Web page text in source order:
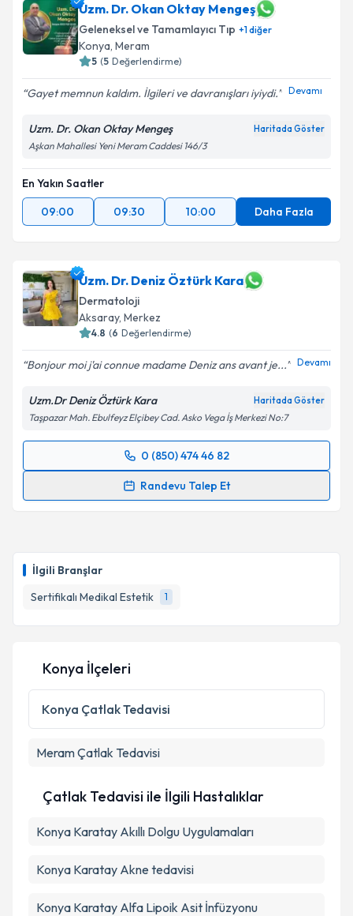
İlgili Branşlar
Sertifikalı Medikal Estetik
1
E-posta Adresiniz
Kişisel verilerimin işlenmesine ilişkinAydınlatma
kapsamda işlenmesini kabul ediyorum.
Takvim Talebini Gönder
Uzm. Dr. Okan Oktay Mengeş
Geleneksel ve Tamamlayıcı Tıp +1diğer
Konya, Meram
5 (5 Değerlendirme)
Gayet memnun kaldım. İlgileri ve davranışları iyiydi. Devamı
Uzm. Dr. Okan Oktay Mengeş Haritada Göster
Aşkan Mahallesi Yeni Meram Caddesi 146/3
En Yakın Saatler
09:00
09:30 10:00 Daha Fazla
Uzm. Dr. Deniz Öztürk Kara
Dermatoloji
Aksaray, Merkez
4.8 (6 Değerlendirme)
Bonjour moi j'ai connue madame Deniz ans avant je... Devamı
Uzm.Dr Deniz Öztürk Kara Haritada Göster
Taşpazar Mah. Ebulfeyz Elçibey Cad. Asko Vega İş Merkezi No:7
0 (850) 474 46 82
Randevu Talep Et
Randevu Takvimi Talebi
bilgilendireceğiz.
E-posta Adresiniz
Kişisel verilerimin işlenmesine ilişkin
Metni'ni okudum ve kişisel verilerimin belirtilen
kapsamda işlenmesini kabul ediyorum.
Takvim Talebini Gönder
Konya İlçeleri
Konya Çatlak Tedavisi
MeramÇatlak Tedavisi
Çatlak Tedavisi ile İlgili Hastalıklar
Konya Karatay Akıllı Dolgu Uygulamaları
Konya Karatay Akne tedavisi
Konya Karatay Alfa Lipoik Asit İnfüzyonu